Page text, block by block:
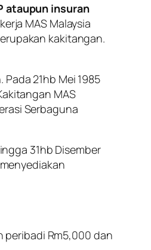
ataupun insuran
MAS Malaysia
kakitangan.
21hb Mei 1985
MAS
Serbaguna
31hb Disember
peribadi Rm5,000 dan